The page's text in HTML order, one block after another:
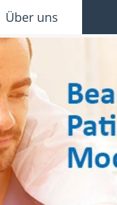
Über uns